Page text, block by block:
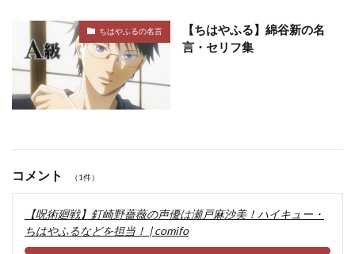
ちはやふるの名言
【ちはやふる】綿谷新の名
言・セリフ集
コメント （1件）
【呪術廻戦】釘崎野薔薇の声優は瀬戸麻沙美！ハイキュー・
ちはやふるなどを担当！ | comifo